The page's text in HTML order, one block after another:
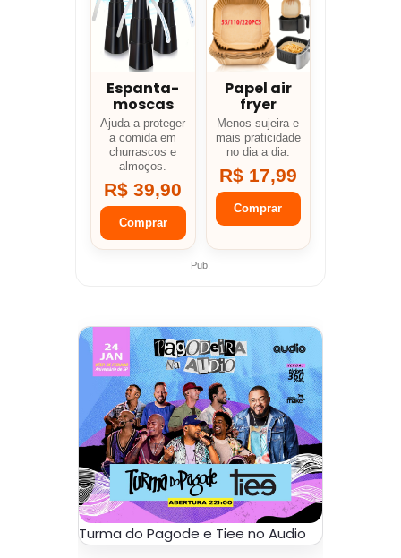
Espanta-
moscas
Ajuda a proteger
a comida em
churrascos e
almoços.
R$ 39,90
Comprar
Papel air
fryer
Menos sujeira e
mais praticidade
no dia a dia.
R$ 17,99
Comprar
Pub.
Turma do Pagode e Tiee no Audio